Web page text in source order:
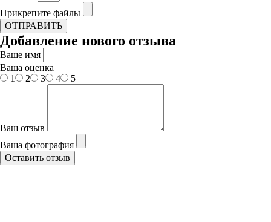
Прикрепите файлы
ОТПРАВИТЬ
Добавление нового отзыва
Ваше имя
Ваша оценка
1
2 3 4 5
Ваш отзыв
Ваша фотография
Оставить отзыв